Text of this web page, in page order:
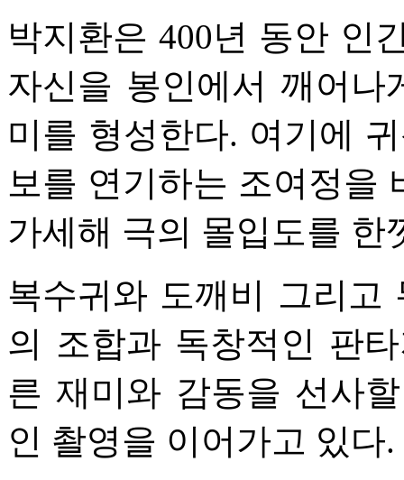
박지환은 400년 동안 인
자신을 봉인에서 깨어
미를 형성한다. 여기에
보를 연기하는 조여정을
가세해 극의 몰입도를 한
복수귀와 도깨비 그리고
의 조합과 독창적인 판
른 재미와 감동을 선사
인 촬영을 이어가고 있다.